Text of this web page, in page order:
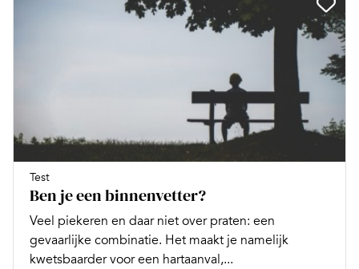
Test
Ben je een binnenvetter?
Veel piekeren en daar niet over praten: een
gevaarlijke combinatie. Het maakt je namelijk
kwetsbaarder voor een hartaanval,...